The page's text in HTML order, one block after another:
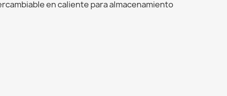
en caliente para almacenamiento